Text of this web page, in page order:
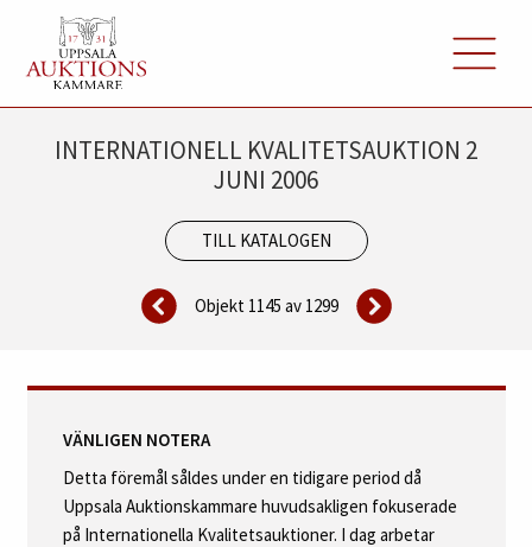
INTERNATIONELL KVALITETSAUKTION 2
JUNI 2006
TILL KATALOGEN
Objekt 1145 av 1299
VÄNLIGEN NOTERA
Detta föremål såldes under en tidigare period då
Uppsala Auktionskammare huvudsakligen fokuserade
på Internationella Kvalitetsauktioner. I dag arbetar